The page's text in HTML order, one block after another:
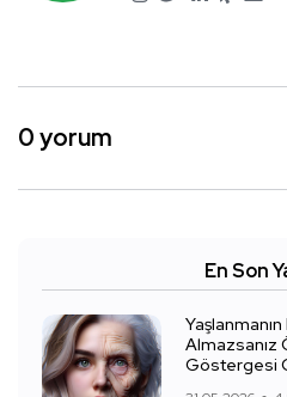
0 yorum
En Son
Almazsanız
Göstergesi